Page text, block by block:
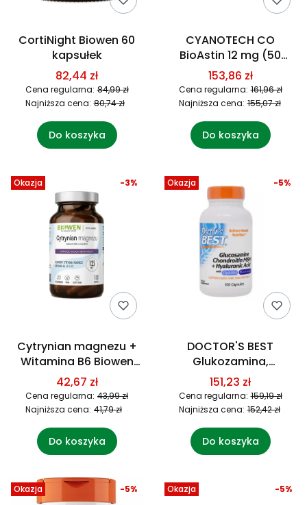
CortiNight Biowen 60
kapsułek
82,44 zł
Cena regularna: 84,99 zł
Najniższa cena: 80,74 zł
Do koszyka
CYANOTECH CO
BioAstin 12 mg (50
kaps.)
153,86 zł
Cena regularna: 161,96 zł
Najniższa cena: 155,07 zł
Do koszyka
Okazja
Cytrynian magnezu +
Witamina B6 Biowen
100 kapsułek
42,67 zł
Cena regularna: 43,99 zł
-3%
Najniższa cena: 41,79 zł
Do koszyka
Okazja
DOCTOR'S BEST
Glukozamina,
Chondroityna, MSM i
Kwas Hialuronowy (150
kaps.)
151,23 zł
Cena regularna: 159,19 zł
-5%
Najniższa cena: 152,42 zł
Do koszyka
Okazja -5% Okazja -5%